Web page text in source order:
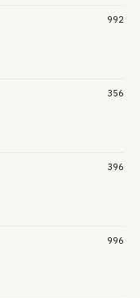
992
356
396
996